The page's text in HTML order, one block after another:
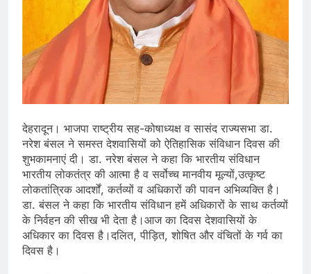
देहरादून। भाजपा राष्ट्रीय सह-कोषाध्यक्ष व सासंद राज्यसभा डा.
नरेश बंसल ने समस्त देशवासियों को ऐतिहासिक संविधान दिवस की
शुभकामनाएं दी। डा. नरेश बंसल ने कहा कि भारतीय संविधान
भारतीय लोकतंत्र की आत्मा है व सर्वोच्च मानवीय मूल्यों,उत्कृष्ट
लोकतांत्रिक आदर्शों, कर्तव्यों व अधिकारों की पावन अभिव्यक्ति है।
डा. बंसल ने कहा कि भारतीय संविधान हमें अधिकारों के साथ कर्तव्यों
के निर्वहन की सीख भी देता है।आज का दिवस देशवासियों के
अधिकार का दिवस है।दलित, पीड़ित, शोषित और वंचितों के गर्व का
दिवस है।